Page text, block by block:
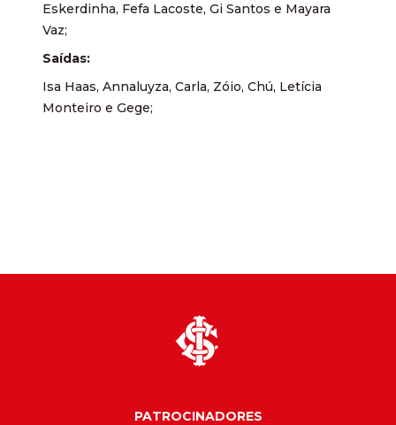
Eskerdinha, Fefa Lacoste, Gi Santos e Mayara
Vaz;
Saídas:
Isa Haas, Annaluyza, Carla, Zóio, Chú, Letícia
Monteiro e Gege;
PATROCINADORES